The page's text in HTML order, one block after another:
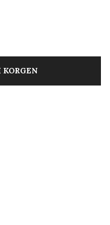
KORGEN